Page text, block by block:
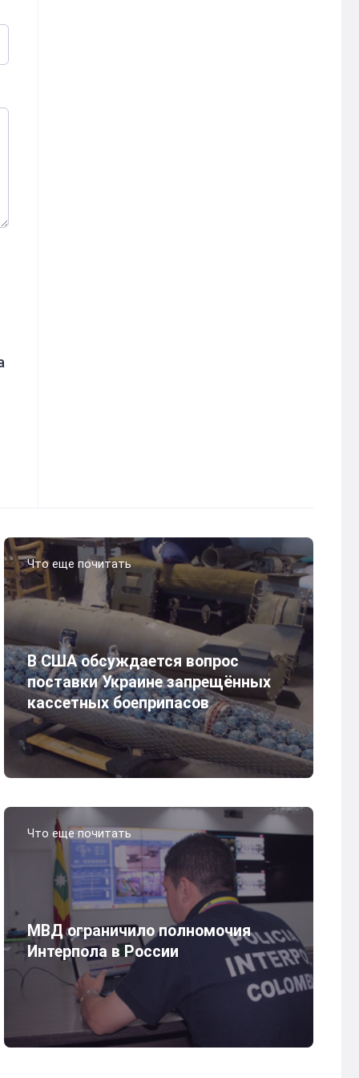
Что еще почитать
В США обсуждается вопрос
поставки Украине запрещённых
кассетных боеприпасов
Что еще почитать
МВД ограничило полномочия
Интерпола в России